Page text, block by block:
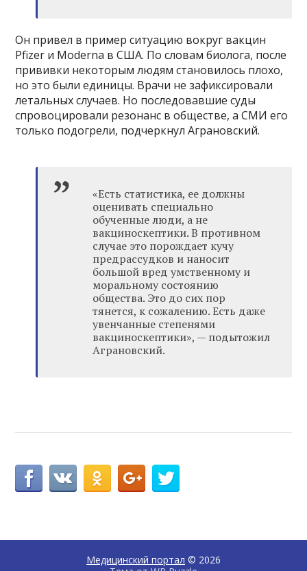
Он привел в пример ситуацию вокруг вакцин
Pfizer и Moderna в США. По словам биолога, после
прививки некоторым людям становилось плохо,
но это были единицы. Врачи не зафиксировали
летальных случаев. Но последовавшие суды
спровоцировали резонанс в обществе, а СМИ его
только подогрели, подчеркнул Аграновский.
«Есть статистика, ее должны
оценивать специально
обученные люди, а не
вакциноскептики. В противном
случае это порождает кучу
предрассудков и наносит
большой вред умственному и
моральному состоянию
общества. Это до сих пор
тянется, к сожалению. Есть даже
увенчанные степенями
вакциноскептики», — подытожил
Аграновский.
Медицинский портал © 2026